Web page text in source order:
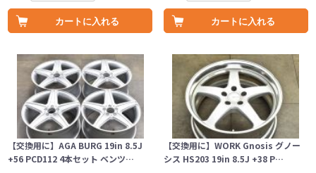
カートに入れる カートに入れる
【交換用に】AGA BURG 19in 8.5J
+56 PCD112 4本セット ベンツ…
【交換用に】WORK Gnosis グノー
シス HS203 19in 8.5J +38 P…